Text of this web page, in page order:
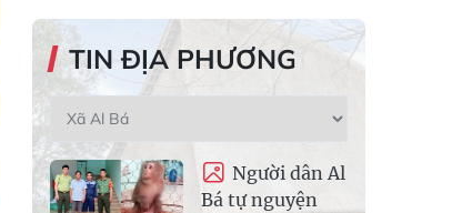
TIN ĐỊA PHƯƠNG
Người dân Al
Bá tự nguyện